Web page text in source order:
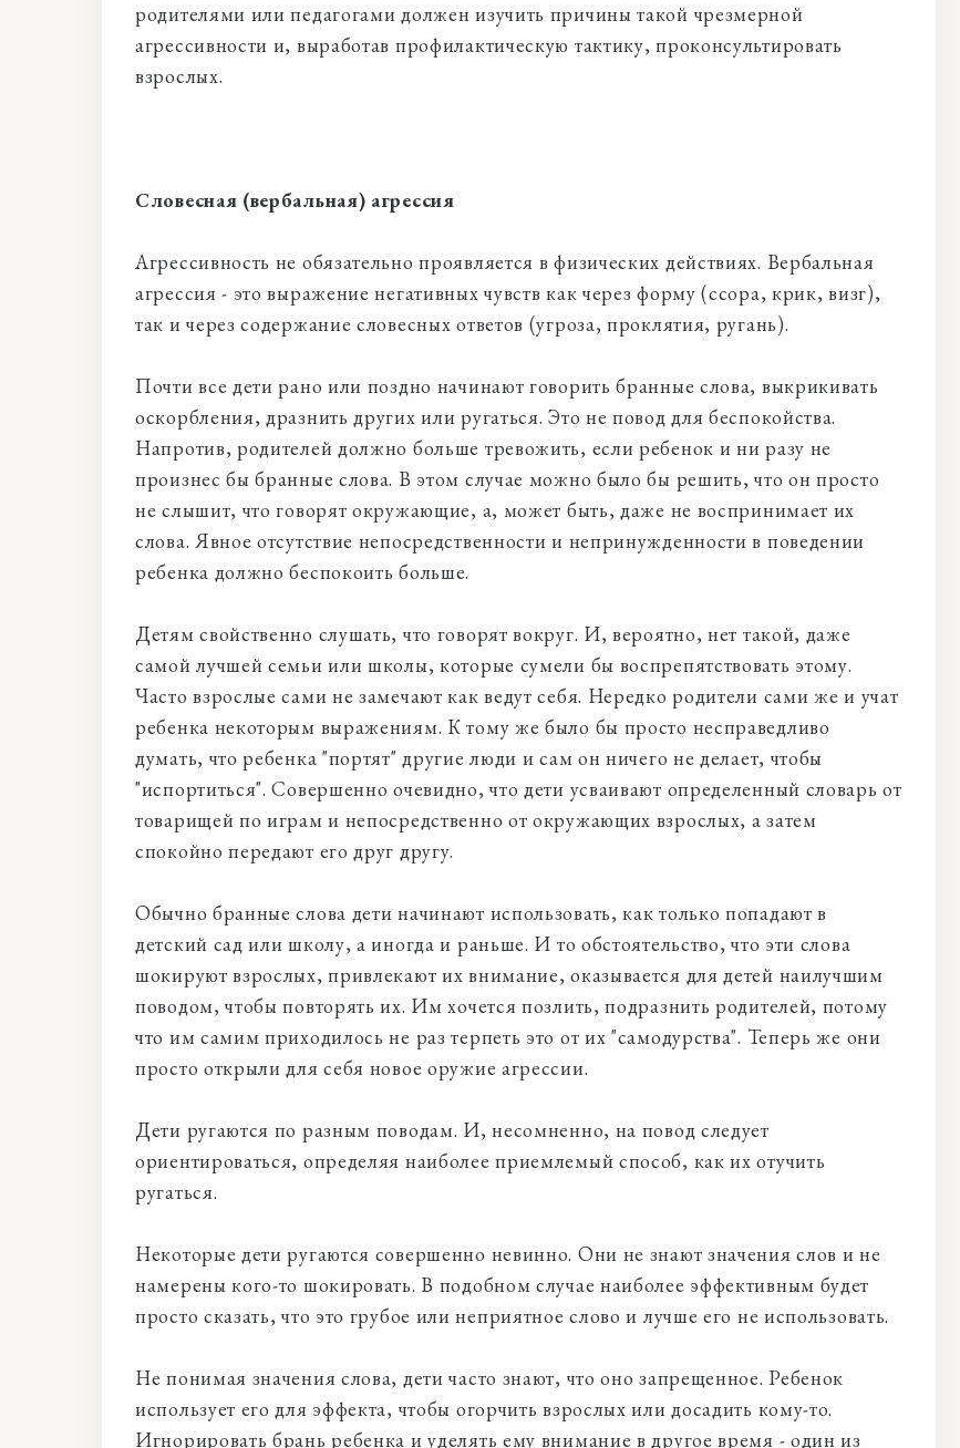
родителями или педагогами должен изучить причины такой чрезмерной
агрессивности и, выработав профилактическую тактику, проконсультировать
взрослых.
Словесная (вербальная) агрессия
Агрессивность не обязательно проявляется в физических действиях. Вербальная
агрессия - это выражение негативных чувств как через форму (ссора, крик, визг),
так и через содержание словесных ответов (угроза, проклятия, ругань).
Почти все дети рано или поздно начинают говорить бранные слова, выкрикивать
оскорбления, дразнить других или ругаться. Это не повод для беспокойства.
Напротив, родителей должно больше тревожить, если ребенок и ни разу не
произнес бы бранные слова. В этом случае можно было бы решить, что он просто
не слышит, что говорят окружающие, а, может быть, даже не воспринимает их
слова. Явное отсутствие непосредственности и непринужденности в поведении
ребенка должно беспокоить больше.
Детям свойственно слушать, что говорят вокруг. И, вероятно, нет такой, даже
самой лучшей семьи или школы, которые сумели бы воспрепятствовать этому.
Часто взрослые сами не замечают как ведут себя. Нередко родители сами же и учат
ребенка некоторым выражениям. К тому же было бы просто несправедливо
думать, что ребенка "портят" другие люди и сам он ничего не делает, чтобы
"испортиться". Совершенно очевидно, что дети усваивают определенный словарь от
товарищей по играм и непосредственно от окружающих взрослых, а затем
спокойно передают его друг другу.
Обычно бранные слова дети начинают использовать, как только попадают в
детский сад или школу, а иногда и раньше. И то обстоятельство, что эти слова
шокируют взрослых, привлекают их внимание, оказывается для детей наилучшим
поводом, чтобы повторять их. Им хочется позлить, подразнить родителей, потому
что им самим приходилось не раз терпеть это от их "самодурства". Теперь же они
просто открыли для себя новое оружие агрессии.
Дети ругаются по разным поводам. И, несомненно, на повод следует
ориентироваться, определяя наиболее приемлемый способ, как их отучить
ругаться.
Некоторые дети ругаются совершенно невинно. Они не знают значения слов и не
намерены кого-то шокировать. В подобном случае наиболее эффективным будет
просто сказать, что это грубое или неприятное слово и лучше его не использовать.
Не понимая значения слова, дети часто знают, что оно запрещенное. Ребенок
использует его для эффекта, чтобы огорчить взрослых или досадить кому-то.
Игнорировать брань ребенка и уделять ему внимание в другое время - один из